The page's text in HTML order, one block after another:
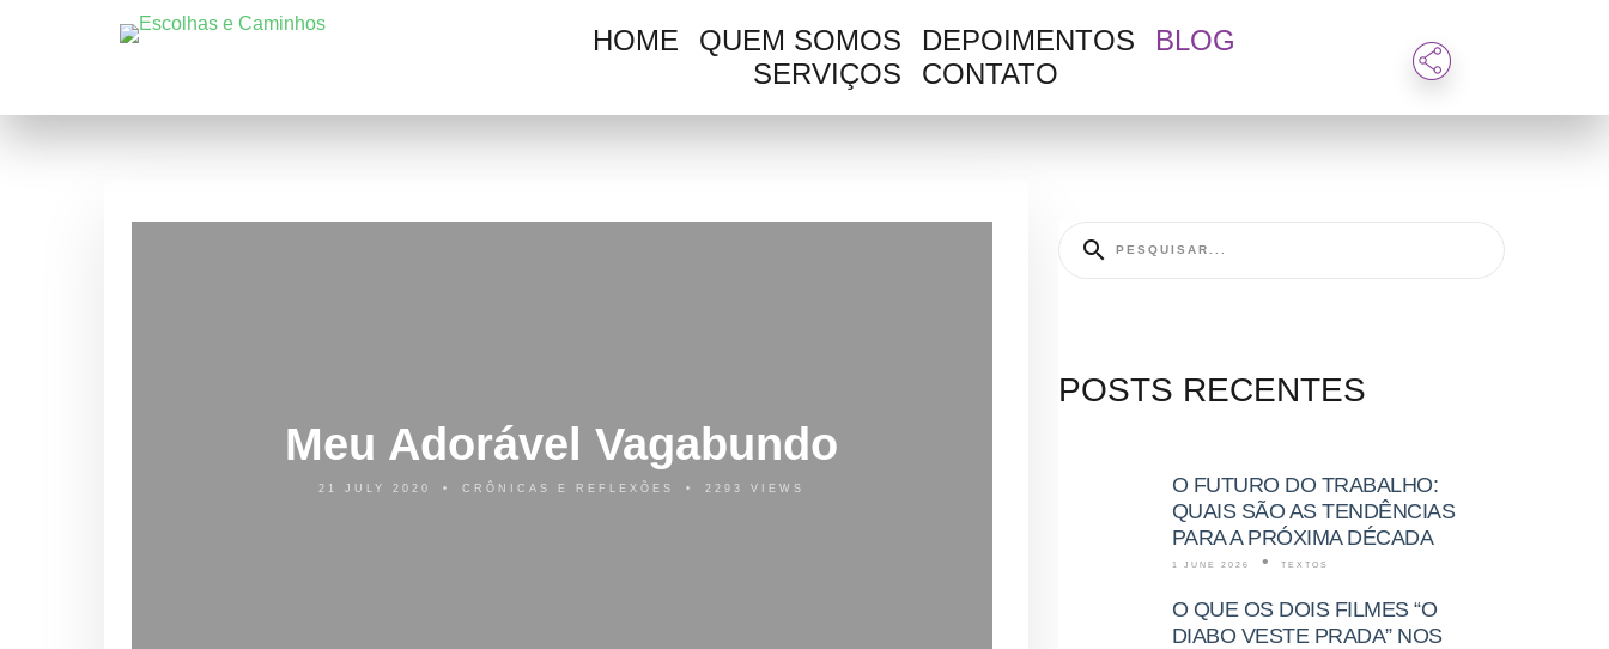
HOME
QUEM SOMOS
SERVIÇOS
DEPOIMENTOS
BLOG
CONTATO
Meu Adorável Vagabundo
21 JULY 2020 CRÔNICAS E REFLEXÕES 2293 VIEWS
POSTS RECENTES
O FUTURO DO TRABALHO:
QUAIS SÃO AS TENDÊNCIAS
PARA A PRÓXIMA DÉCADA
1 JUNE 2026 TEXTOS
O QUE OS DOIS FILMES “O
DIABO VESTE PRADA” NOS